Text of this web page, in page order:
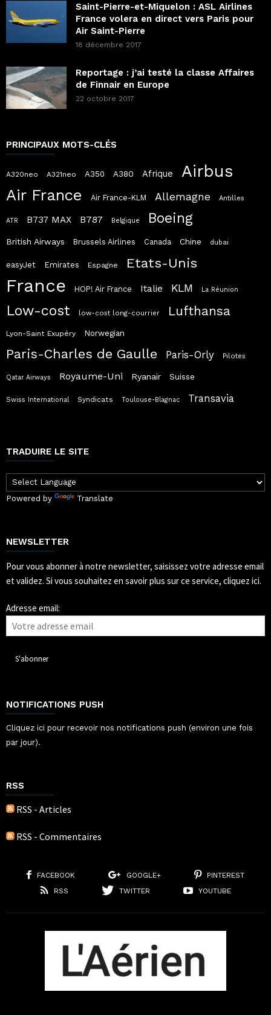
Saint-Pierre-et-Miquelon : ASL Airlines
France volera en direct vers Paris pour
Air Saint-Pierre
18 décembre 2017
Reportage : j’ai testé la classe Affaires
de Finnair en Europe
22 octobre 2017
PRINCIPAUX MOTS-CLÉS
A320neo A321neo A350 A380 Afrique Airbus
Air France Air France-KLM Allemagne Antilles
ATR B737 MAX B787 Belgique Boeing
British Airways Brussels Airlines Canada Chine dubai
easyJet Emirates Espagne Etats-Unis
France HOP! Air France Italie KLM La Réunion
Low-cost low-cost long-courrier Lufthansa
Lyon-Saint Exupéry Norwegian
Paris-Charles de Gaulle Paris-Orly Pilotes
Qatar Airways Royaume-Uni Ryanair Suisse
Swiss International Syndicats Toulouse-Blagnac Transavia
TRADUIRE LE SITE
Powered by Translate
NEWSLETTER
Pour vous abonner à notre newsletter, saisissez votre adresse email
et validez. Si vous souhaitez en savoir plus sur ce service, cliquez ici.
Adresse email:
NOTIFICATIONS PUSH
Cliquez ici pour recevoir nos notifications push (environ une fois
par jour).
RSS
RSS - Articles
RSS - Commentaires
FACEBOOK GOOGLE+
PINTEREST
RSS
TWITTER YOUTUBE